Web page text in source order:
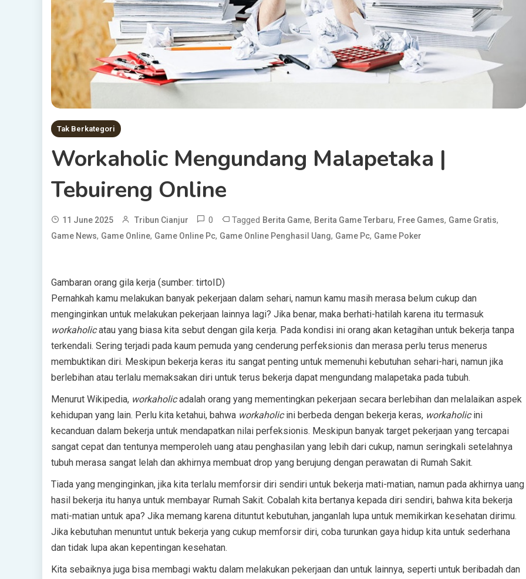
Tak Berkategori
Workaholic Mengundang Malapetaka |
Tebuireng Online
11 June 2025 Tribun Cianjur 0 Tagged Berita Game, Berita Game Terbaru, Free Games, Game Gratis,
Game News, Game Online, Game Online Pc, Game Online Penghasil Uang, Game Pc, Game Poker
Gambaran orang gila kerja (sumber: tirtoID)
Pernahkah kamu melakukan banyak pekerjaan dalam sehari, namun kamu masih merasa belum cukup dan
menginginkan untuk melakukan pekerjaan lainnya lagi? Jika benar, maka berhati-hatilah karena itu termasuk
workaholicatau yang biasa kita sebut dengan gila kerja. Pada kondisi ini orang akan ketagihan untuk bekerja tanpa
terkendali. Sering terjadi pada kaum pemuda yang cenderung perfeksionis dan merasa perlu terus menerus
membuktikan diri. Meskipun bekerja keras itu sangat penting untuk memenuhi kebutuhan sehari-hari, namun jika
berlebihan atau terlalu memaksakan diri untuk terus bekerja dapat mengundang malapetaka pada tubuh.
Menurut Wikipedia, workaholicadalah orang yang mementingkan pekerjaan secara berlebihan dan melalaikan aspek
kehidupan yang lain. Perlu kita ketahui, bahwa workaholicini berbeda dengan bekerja keras, workaholicini
kecanduan dalam bekerja untuk mendapatkan nilai perfeksionis. Meskipun banyak target pekerjaan yang tercapai
sangat cepat dan tentunya memperoleh uang atau penghasilan yang lebih dari cukup, namun seringkali setelahnya
tubuh merasa sangat lelah dan akhirnya membuat drop yang berujung dengan perawatan di Rumah Sakit.
Tiada yang menginginkan, jika kita terlalu memforsir diri sendiri untuk bekerja mati-matian, namun pada akhirnya uang
hasil bekerja itu hanya untuk membayar Rumah Sakit. Cobalah kita bertanya kepada diri sendiri, bahwa kita bekerja
mati-matian untuk apa? Jika memang karena dituntut kebutuhan, janganlah lupa untuk memikirkan kesehatan dirimu.
Jika kebutuhan menuntut untuk bekerja yang cukup memforsir diri, coba turunkan gaya hidup kita untuk sederhana
dan tidak lupa akan kepentingan kesehatan.
Kita sebaiknya juga bisa membagi waktu dalam melakukan pekerjaan dan untuk lainnya, seperti untuk beribadah dan